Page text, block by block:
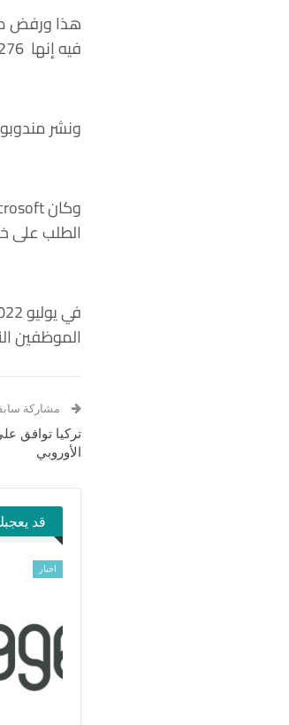
فيه إنها 276 شخصًا في واشنطن، من بينهم 66 وظيفة افتراضية.
ونشر
الطلب على
الموظفين التي
مشاركة
تركيا توافق
الأوروبي
قد
اخبار